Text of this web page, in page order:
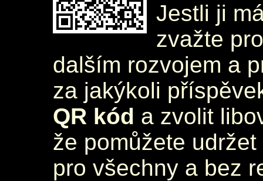
Jestli ji
zvažte
dalším rozvojem a
za jakýkoli
QR kód a zvolit
že pomůžete
pro všechny a bez